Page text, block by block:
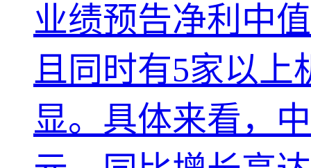
业绩预告净利中
且同时有5家以上
显。具体来看，